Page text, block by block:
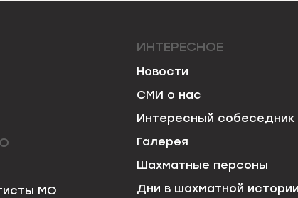
МО
ИНТЕРЕСНОЕ
Новости
СМИ о нас
Интересный собеседник
Галерея
Шахматные персоны
Дни в шахматной истории